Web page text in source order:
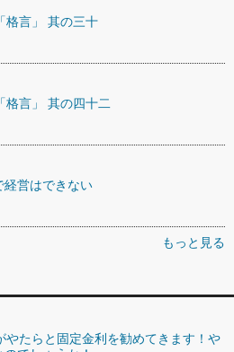
言」 其の三十
言」 其の四十二
営はできない
もっと見る
やたらと固定金利を勧めてきます！や